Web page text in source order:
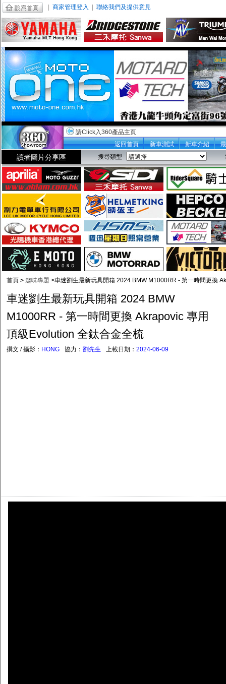
商家管理登入 聯絡我們及提供意見
請Click入360產品主頁
返回首頁
新車測試 新車介紹
讀者圖片分享區 搜尋類型
首頁 > 趣味專題 >車迷劉生最新玩具開箱 2024 BMW M1000RR - 第一時間更換
車迷劉生最新玩具開箱 2024 BMW
M1000RR - 第一時間更換 Akrapovic 專用
頂級Evolution 全鈦合金全梳
撰文 / 攝影： HONG 協力： 劉先生 上載日期： 2024-06-09